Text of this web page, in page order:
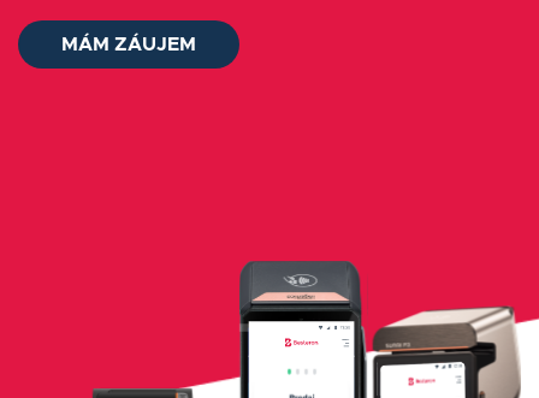
Prihlásiť sa
MÁM ZÁUJEM